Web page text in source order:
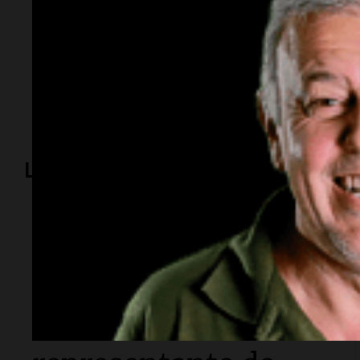
meteorología
Lo más visto
Murió Leandro Rud a
los 51 años: la
historia del